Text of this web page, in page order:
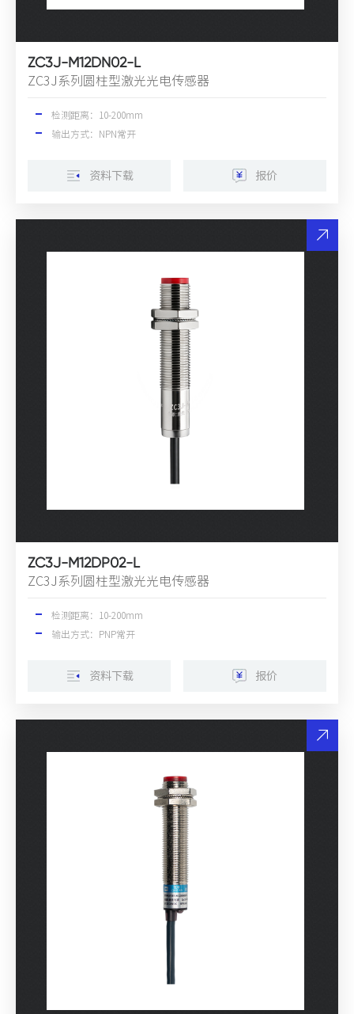
ZC3J-M12DN02-L
ZC3J系列圆柱型激光光电传感器
检测距离：10-200mm
输出方式：NPN常开
资料下载 报价
ZC3J-M12DP02-L
ZC3J系列圆柱型激光光电传感器
检测距离：10-200mm
输出方式：PNP常开
资料下载 报价